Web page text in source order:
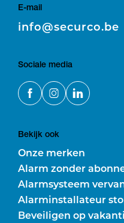
E-mail
E
info@securco.be
Sociale media
Bekijk ook
Onze merken
Alarm zonder
Alarmsysteem
Alarminstallateur
Beveiligen op